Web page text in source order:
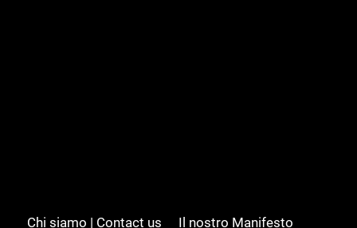
Chi siamo | Contact us Il nostro Manifesto